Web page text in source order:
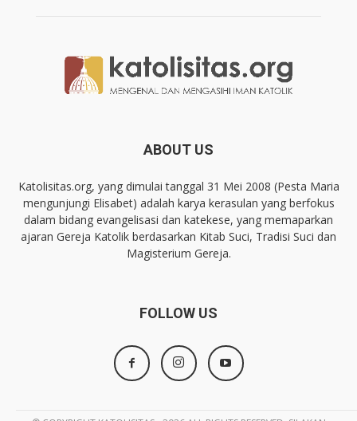
ABOUT US
Katolisitas.org, yang dimulai tanggal 31 Mei 2008 (Pesta Maria
mengunjungi Elisabet) adalah karya kerasulan yang berfokus
dalam bidang evangelisasi dan katekese, yang memaparkan
ajaran Gereja Katolik berdasarkan Kitab Suci, Tradisi Suci dan
Magisterium Gereja.
FOLLOW US